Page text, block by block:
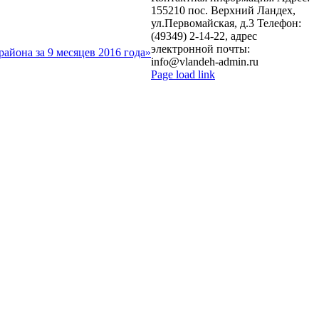
за 9 месяцев 2016 года»
155210 пос. Верхний Ландех,
ул.Первомайская, д.3 Телефон:
(49349) 2-14-22, адрес
электронной почты:
info@vlandeh-admin.ru
Page load link